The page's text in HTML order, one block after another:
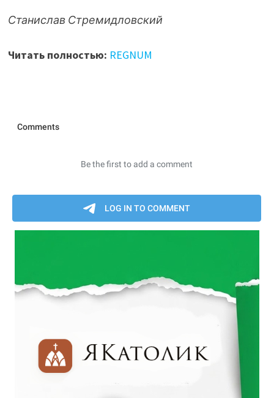
Станислав Стремидловский
Читать полностью: REGNUM